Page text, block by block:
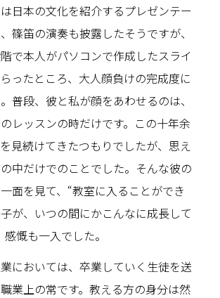
日本の文化を紹介するプレゼンテー
篠笛の演奏も披露したそうですが、
で本人がパソコンで作成したスライ
ったところ、大人顔負けの完成度に
普段、彼と私が顔をあわせるのは、
レッスンの時だけです。この十年余
見続けてきたつもりでしたが、思え
中だけでのことでした。そんな彼の
面を見て、“教室に入ることができ
が、いつの間にかこんなに成長して
慨も一入でした。
においては、卒業していく生徒を送
業上の常です。教える方の身分は然